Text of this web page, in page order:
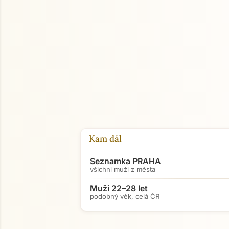
Kam dál
Seznamka PRAHA
všichni muži z města
Muži 22–28 let
podobný věk, celá ČR